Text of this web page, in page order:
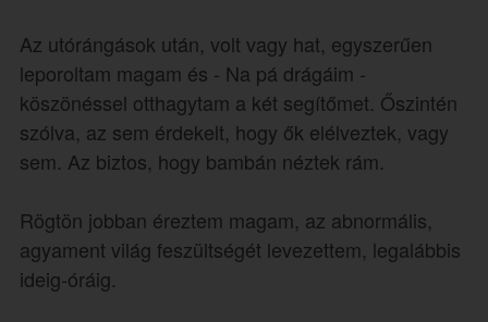
Az utórángások után, volt vagy hat, egyszerűen
leporoltam magam és - Na pá drágáim -
köszönéssel otthagytam a két segítőmet. Őszintén
szólva, az sem érdekelt, hogy ők elélveztek, vagy
sem. Az biztos, hogy bambán néztek rám.
Rögtön jobban éreztem magam, az abnormális,
agyament világ feszültségét levezettem, legalábbis
ideig-óráig.